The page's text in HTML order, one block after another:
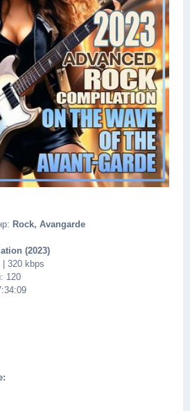
Rock, Avangarde
(2023)
320 kbps
120